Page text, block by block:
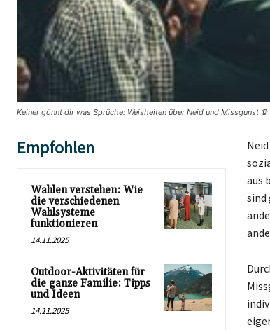
Keiner gönnt dir was Sprüche: Weisheiten über Neid und Missgunst ©
Empfohlen
Wahlen verstehen: Wie
die verschiedenen
Wahlsysteme
funktionieren
14.11.2025
Outdoor-Aktivitäten für
die ganze Familie: Tipps
und Ideen
14.11.2025
aus
sind